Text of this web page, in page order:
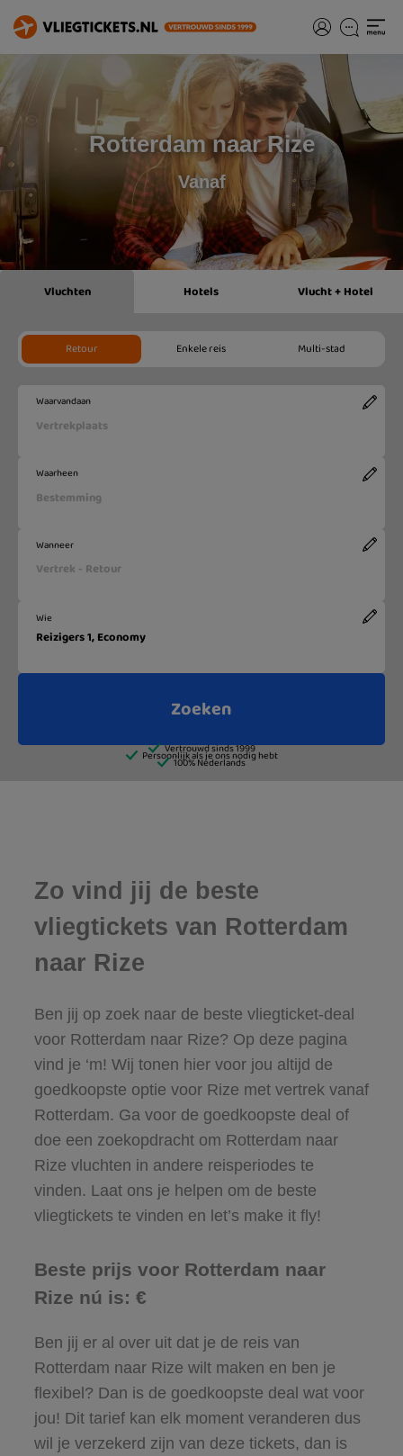
Rotterdam naar Rize
Vanaf
Zo vind jij de beste
vliegtickets van Rotterdam
naar Rize
Ben jij op zoek naar de beste vliegticket-deal
voor Rotterdam naar Rize? Op deze pagina
vind je ‘m! Wij tonen hier voor jou altijd de
goedkoopste optie voor Rize met vertrek vanaf
Rotterdam. Ga voor de goedkoopste deal of
doe een zoekopdracht om Rotterdam naar
Rize vluchten in andere reisperiodes te
vinden. Laat ons je helpen om de beste
vliegtickets te vinden en let’s make it fly!
Beste prijs voor Rotterdam naar
Rize nú is: €
Ben jij er al over uit dat je de reis van
Rotterdam naar Rize wilt maken en ben je
flexibel? Dan is de goedkoopste deal wat voor
jou! Dit tarief kan elk moment veranderen dus
wil je verzekerd zijn van deze tickets, dan is